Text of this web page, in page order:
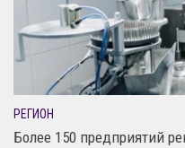
РЕГИОН
Более 150 предприятий